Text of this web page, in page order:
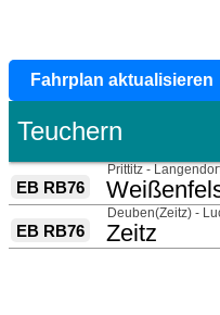
Fahrplan aktualisieren